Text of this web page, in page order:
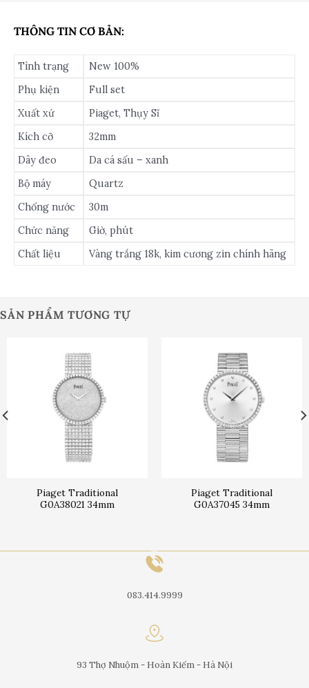
THÔNG TIN CƠ BẢN:
Tình trạng
New 100%
Phụ kiện
Full set
Xuất xứ
Piaget, Thụy Sĩ
Kích cỡ
32mm
Dây đeo
Da cá sấu – xanh
Bộ máy
Quartz
Chống nước
30m
Chức năng
Giờ, phút
Chất liệu
Vàng trắng 18k, kim cương zin chính hãng
SẢN PHẨM TƯƠNG TỰ
Piaget Traditional
G0A38021 34mm
Piaget Traditional
G0A37045 34mm
083.414.9999
93 Thợ Nhuộm - Hoàn Kiếm - Hà Nội